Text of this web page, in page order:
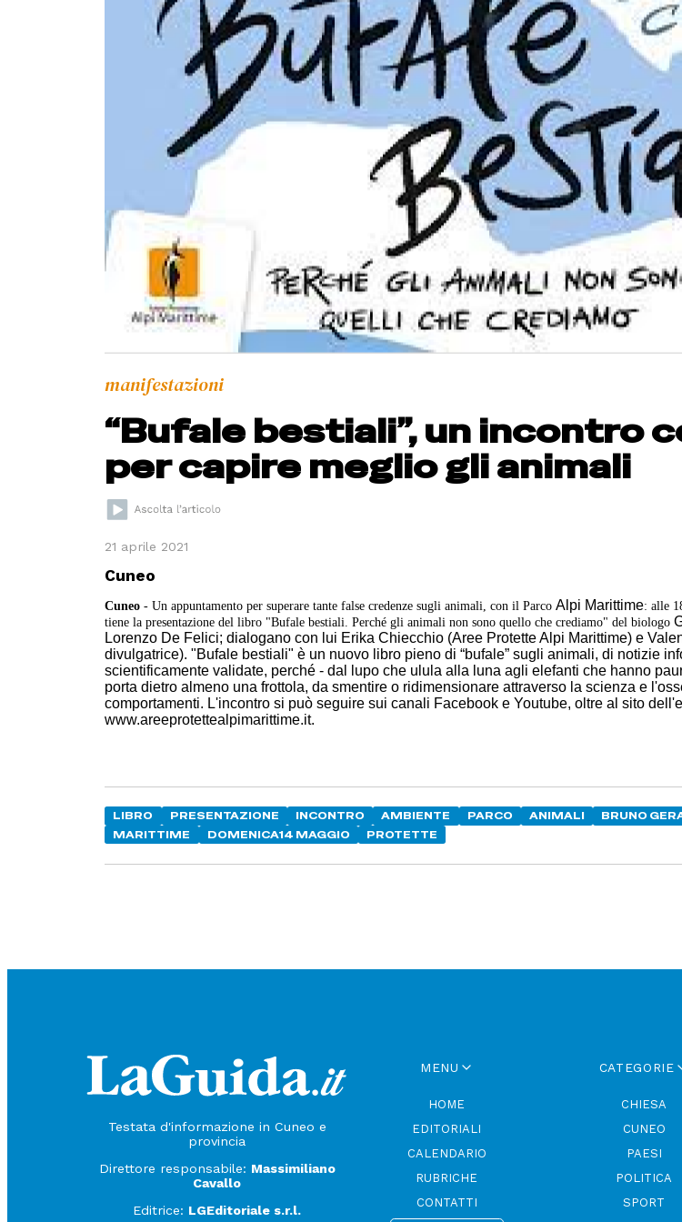
manifestazioni
“Bufale bestiali”, un incontro
per capire meglio gli animali
21 aprile 2021
Cuneo
Cuneo - Un appuntamento per superare tante false credenze sugli animali, con il Parco Alpi Marittime: alle
tiene la presentazione del libro "Bufale bestiali. Perché gli animali non sono quello che crediamo" del biologo
Lorenzo De Felici; dialogano con lui Erika Chiecchio (Aree Protette Alpi Marittime) e
divulgatrice). "Bufale bestiali" è un nuovo libro pieno di “bufale” sugli animali, di notizie
scientificamente validate, perché - dal lupo che ulula alla luna agli elefanti che hanno
porta dietro almeno una frottola, da smentire o ridimensionare attraverso la scienza e
comportamenti. L'incontro si può seguire sui canali Facebook e Youtube, oltre al sito
www.areeprotettealpimarittime.it.
LIBRO PRESENTAZIONE INCONTRO AMBIENTE PARCO ANIMALI BRUNO
MARITTIME
DOMENICA14 MAGGIO PROTETTE
Testata d'informazione in Cuneo e
provincia
Direttore responsabile: Massimiliano
Cavallo
Editrice: LGEditoriale s.r.l.
MENU
HOME
EDITORIALI
CALENDARIO
RUBRICHE
CONTATTI
CATEGORIE
CHIESA
CUNEO
PAESI
POLITICA
SPORT